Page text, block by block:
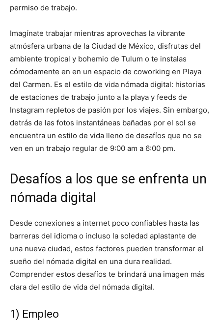
permiso de trabajo.
Imagínate trabajar mientras aprovechas la vibrante
atmósfera urbana de la Ciudad de México, disfrutas del
ambiente tropical y bohemio de Tulum o te instalas
cómodamente en en un espacio de coworking en Playa
del Carmen. Es el estilo de vida nómada digital: historias
de estaciones de trabajo junto a la playa y feeds de
Instagram repletos de pasión por los viajes. Sin embargo,
detrás de las fotos instantáneas bañadas por el sol se
encuentra un estilo de vida lleno de desafíos que no se
ven en un trabajo regular de 9:00 am a 6:00 pm.
Desafíos a los que se enfrenta un
nómada digital
Desde conexiones a internet poco confiables hasta las
barreras del idioma o incluso la soledad aplastante de
una nueva ciudad, estos factores pueden transformar el
sueño del nómada digital en una dura realidad.
Comprender estos desafíos te brindará una imagen más
clara del estilo de vida del nómada digital.
1) Empleo